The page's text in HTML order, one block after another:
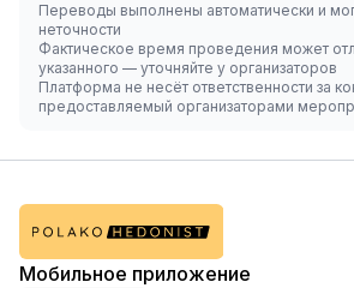
Переводы выполнены автоматически и
неточности
Фактическое время проведения может
указанного — уточняйте у организаторов
Платформа не несёт ответственности за
предоставляемый организаторами
Мобильное приложение